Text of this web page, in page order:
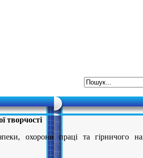
творчості
охорони праці та гірничого